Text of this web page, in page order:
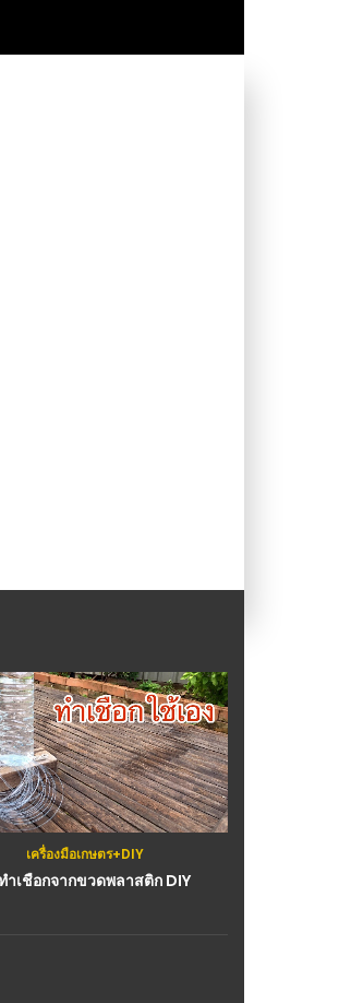
เครื่องมือเกษตร+DIY
ำเชือกจากขวดพลาสติก DIY